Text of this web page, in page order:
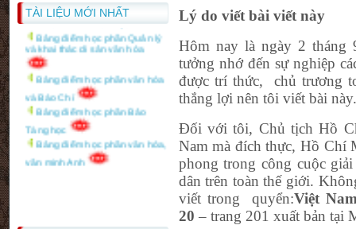
TÀI LIỆU MỚI NHẤT
văn hóa và văn hóa học
Bảng điểm học phần Quản lý
và khai thác di sản văn hóa
Bảng điểm học phần văn hóa
và Báo Chí
Bảng điểm học phần Bảo
Tàng học
Bảng điểm học phần văn hóa,
văn minh Anh
Lý do viết bài viết này
Hôm nay là ngày 2 tháng
tưởng nhớ đến sự nghiệp
được trí thức,
chủ trương
thắng lợi nên tôi viết bài này.
Đối với tôi, Chủ tịch Hồ
Nam mà đích thực, Hồ Chí
phong trong công cuộc
dân trên toàn thế giới.
viết trong
quyển:Việt
20 – trang 201 xuất bản tại